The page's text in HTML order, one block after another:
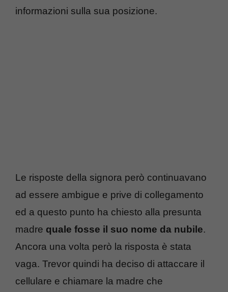
informazioni sulla sua posizione.
Le risposte della signora però continuavano
ad essere ambigue e prive di collegamento
ed a questo punto ha chiesto alla presunta
madre quale fosse il suo nome da nubile.
Ancora una volta però la risposta è stata
vaga. Trevor quindi ha deciso di attaccare il
cellulare e chiamare la madre che